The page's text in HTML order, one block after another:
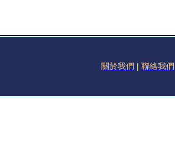
關於我們 | 聯絡我們